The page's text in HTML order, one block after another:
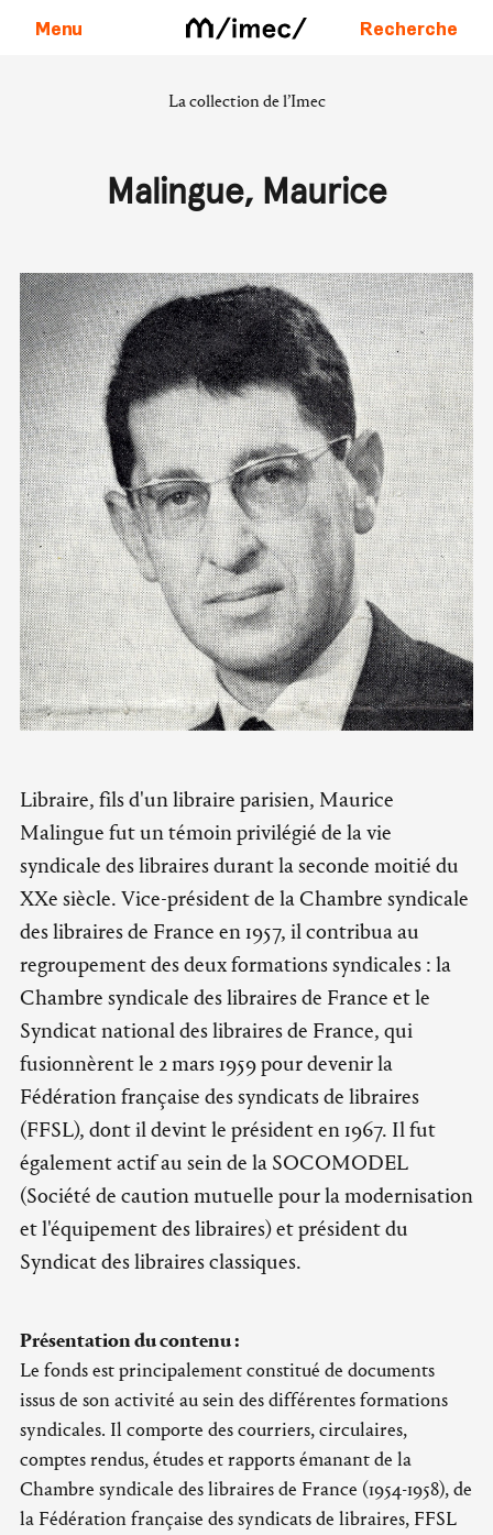
Menu Recherche
La collection de l’Imec
Malingue, Maurice
Libraire, fils d'un libraire parisien, Maurice
Malingue fut un témoin privilégié de la vie
syndicale des libraires durant la seconde moitié du
XXe siècle. Vice-président de la Chambre syndicale
des libraires de France en 1957, il contribua au
regroupement des deux formations syndicales : la
Chambre syndicale des libraires de France et le
Syndicat national des libraires de France, qui
fusionnèrent le 2 mars 1959 pour devenir la
Fédération française des syndicats de libraires
(FFSL), dont il devint le président en 1967. Il fut
également actif au sein de la SOCOMODEL
(Société de caution mutuelle pour la modernisation
et l'équipement des libraires) et président du
Syndicat des libraires classiques.
Présentation du contenu :
Le fonds est principalement constitué de documents
issus de son activité au sein des différentes formations
syndicales. Il comporte des courriers, circulaires,
comptes rendus, études et rapports émanant de la
Chambre syndicale des libraires de France (1954-1958), de
la Fédération française des syndicats de libraires, FFSL